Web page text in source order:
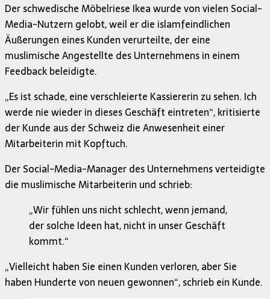
Der schwedische Möbelriese Ikea wurde von vielen Social-
Media-Nutzern gelobt, weil er die islamfeindlichen
Äußerungen eines Kunden verurteilte, der eine
muslimische Angestellte des Unternehmens in einem
Feedback beleidigte.
„Es ist schade, eine verschleierte Kassiererin zu sehen. Ich
werde nie wieder in dieses Geschäft eintreten“, kritisierte
der Kunde aus der Schweiz die Anwesenheit einer
Mitarbeiterin mit Kopftuch.
Der Social-Media-Manager des Unternehmens verteidigte
die muslimische Mitarbeiterin und schrieb:
„Wir fühlen uns nicht schlecht, wenn jemand,
der solche Ideen hat, nicht in unser Geschäft
kommt.“
„Vielleicht haben Sie einen Kunden verloren, aber Sie
haben Hunderte von neuen gewonnen“, schrieb ein Kunde.